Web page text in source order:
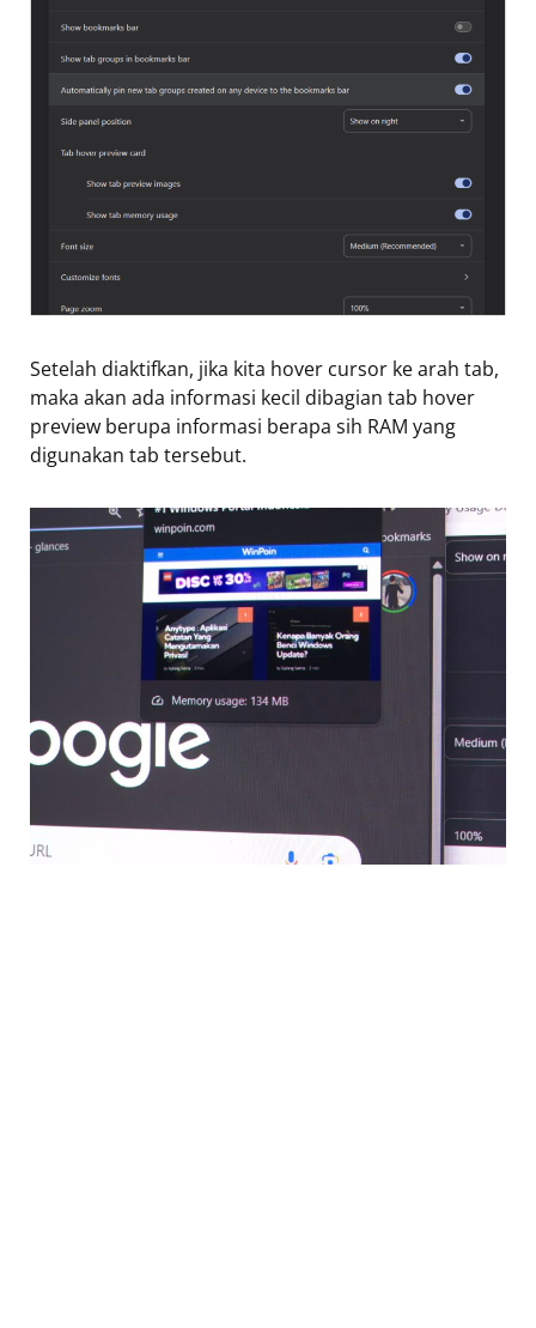
Setelah diaktifkan, jika kita hover cursor ke arah tab,
maka akan ada informasi kecil dibagian tab hover
preview berupa informasi berapa sih RAM yang
digunakan tab tersebut.